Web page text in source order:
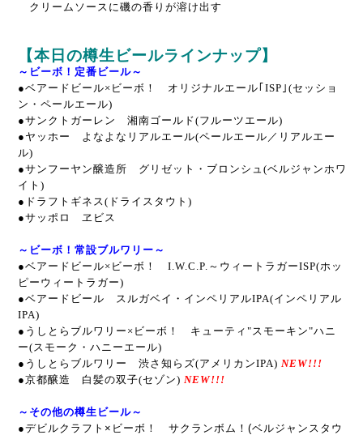
クリームソースに磯の香りが溶け出す
【本日の樽生ビールラインナップ】
～ビーボ！定番ビール～
●ベアードビール×ビーボ！ オリジナルエール｢ISP｣(セッショ
ン・ペールエール)
●サンクトガーレン 湘南ゴールド(フルーツエール)
● ヤッホー よなよなリアルエール(ペールエール／リアルエー
ル)
●サンフーヤン醸造所 グリゼット・ブロンシュ (ベルジャンホワ
イト)
● ドラフトギネス(ドライスタウト)
●サッポロ ヱビス
～ビーボ！常設ブルワリー～
●ベアードビール×ビーボ！ I.W.C.P.～ウィートラガーISP(ホッ
ピーウィートラガー)
●ベアードビール スルガベイ・インペリアルIPA(インペリアル
IPA)
●うしとらブルワリー×ビーボ！ キューティ"スモーキン"ハニ
ー(スモーク・ハニーエール)
●うしとらブルワリー 渋さ知らズ(アメリカンIPA) NEW!!!
●京都醸造 白髪の双子(セゾン) NEW!!!
～その他の樽生ビール～
●デビルクラフト×ビーボ！ サクランボム！(ベルジャンスタウ